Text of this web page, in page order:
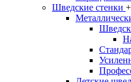
Шведские стенки +